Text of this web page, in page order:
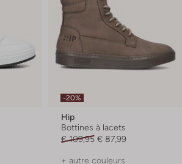
-20%
Hip
Bottines à lacets
€ 109,95 € 87,99
+ autre couleurs